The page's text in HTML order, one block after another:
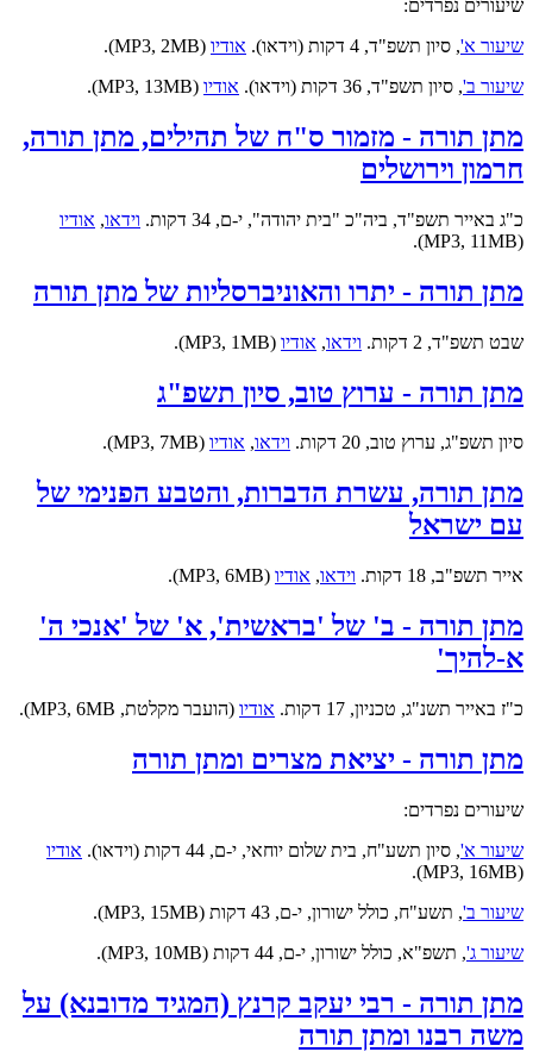
שיעורים נפרדים:
שיעור א', סיון תשפ"ד, 4 דקות (וידאו). אודיו (MP3, 2MB).
שיעור ב', סיון תשפ"ד, 36 דקות (וידאו). אודיו (MP3, 13MB).
מתן תורה - מזמור ס"ח של תהילים, מתן תורה,
חרמון וירושלים
כ"ג באייר תשפ"ד, ביה"כ "בית יהודה", י-ם, 34 דקות. וידאו, אודיו
(MP3, 11MB).
מתן תורה - יתרו והאוניברסליות של מתן תורה
שבט תשפ"ד, 2 דקות. וידאו, אודיו (MP3, 1MB).
מתן תורה - ערוץ טוב, סיון תשפ"ג
סיון תשפ"ג, ערוץ טוב, 20 דקות. וידאו, אודיו (MP3, 7MB).
מתן תורה, עשרת הדברות, והטבע הפנימי של
עם ישראל
אייר תשפ"ב, 18 דקות. וידאו, אודיו (MP3, 6MB).
מתן תורה - ב' של 'בראשית', א' של 'אנכי ה'
א-להיך'
כ"ז באייר תשנ"ג, טכניון, 17 דקות. אודיו (הועבר מקלטת, MP3, 6MB).
מתן תורה - יציאת מצרים ומתן תורה
שיעורים נפרדים:
שיעור א', סיון תשע"ח, בית שלום יוחאי, י-ם, 44 דקות (וידאו).
אודיו
(MP3, 16MB).
שיעור ב', תשע"ח, כולל ישורון, י-ם, 43 דקות (MP3, 15MB).
שיעור ג', תשפ"א, כולל ישורון, י-ם, 44 דקות (MP3, 10MB).
מתן תורה - רבי יעקב קרנץ (המגיד מדובנא) על
משה רבנו ומתן תורה